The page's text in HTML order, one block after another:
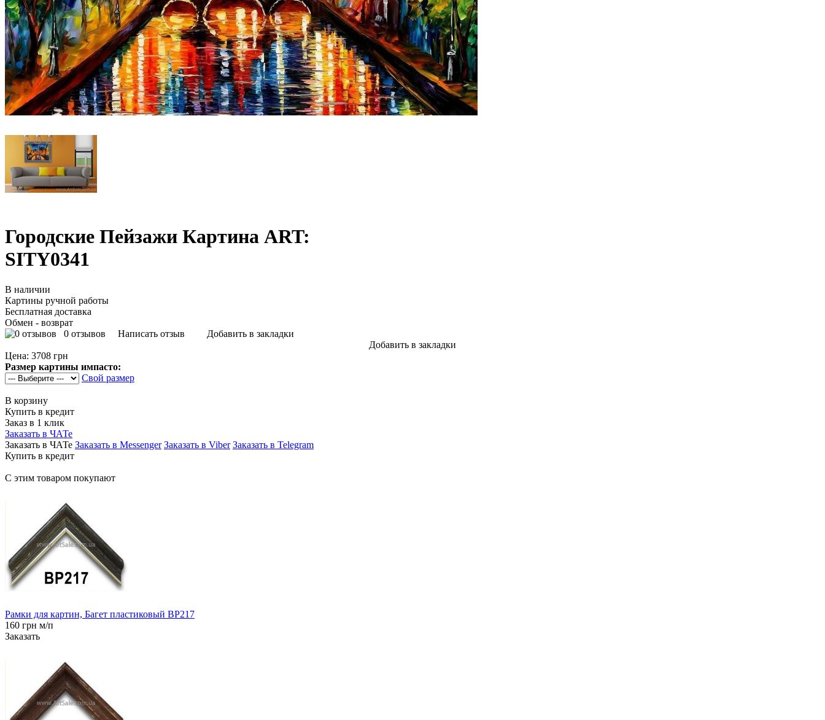
Городские Пейзажи Картина ART:
SITY0341
В наличии
Картины ручной работы
Бесплатная доставка
Обмен - возврат
0 отзывов
Написать отзыв
Добавить в закладки
Добавить в закладки
Цена: 3708 грн
Размер картины импасто:
Свой размер
В корзину
Купить в кредит
Заказ в 1 клик
Заказать в ЧАТе
Заказать в ЧАТе Заказать в Messenger Заказать в Viber Заказать в Telegram
Купить в кредит
С этим товаром покупают
Рамки для картин, Багет пластиковый BP217
160 грн м/п
Заказать